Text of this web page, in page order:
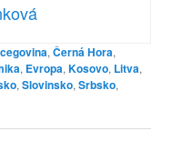
,Černá Hora,
, Evropa,Kosovo, Litva,
,Slovinsko,Srbsko,